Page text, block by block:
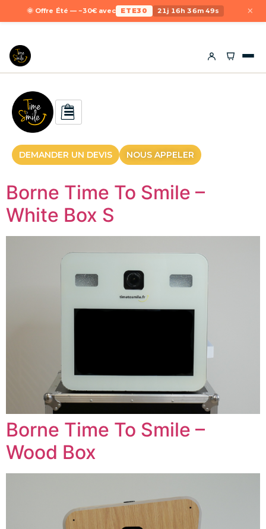
🌞 Offre Été — −30€ avec ETE30 21j 16h 36m 48s ×
DEMANDER UN DEVIS NOUS APPELER
Borne Time To Smile –
White Box S
Borne Time To Smile –
Wood Box